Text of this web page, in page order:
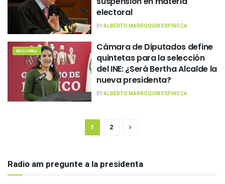
electoral
BYALBERTO MARROQUÍN ESPINOZA
NACIONAL
Cámara de Diputados define
quintetas para la selección
del INE: ¿Será Bertha Alcalde la
nueva presidenta?
BYALBERTO MARROQUÍN ESPINOZA
1 2
Radio am pregunte a la presidenta